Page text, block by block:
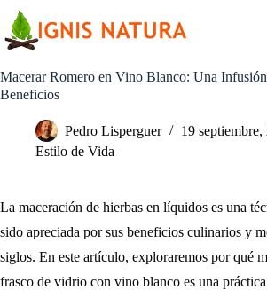
contenido
Macerar Romero en Vino Blanco: Una
Beneficios
Pedro Lisperguer
19 septiembre,
Estilo de Vida
La maceración de hierbas en líquidos es una
sido apreciada por sus beneficios culinarios y
siglos. En este artículo, exploraremos por qué
frasco de vidrio con vino blanco es una